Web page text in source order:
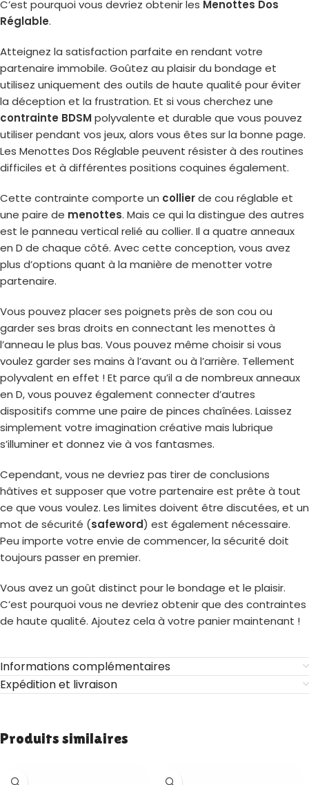
C’est pourquoi vous devriez obtenir les Menottes Dos
Réglable.
Atteignez la satisfaction parfaite en rendant votre
partenaire immobile. Goûtez au plaisir du bondage et
utilisez uniquement des outils de haute qualité pour éviter
la déception et la frustration. Et si vous cherchez une
contrainte BDSMpolyvalente et durable que vous pouvez
utiliser pendant vos jeux, alors vous êtes sur la bonne page.
Les Menottes Dos Réglable peuvent résister à des routines
difficiles et à différentes positions coquines également.
Cette contrainte comporte un collierde cou réglable et
une paire de menottes. Mais ce qui la distingue des autres
est le panneau vertical relié au collier. Il a quatre anneaux
en D de chaque côté. Avec cette conception, vous avez
plus d’options quant à la manière de menotter votre
partenaire.
Vous pouvez placer ses poignets près de son cou ou
garder ses bras droits en connectant les menottes à
l’anneau le plus bas. Vous pouvez même choisir si vous
voulez garder ses mains à l’avant ou à l’arrière. Tellement
polyvalent en effet ! Et parce qu’il a de nombreux anneaux
en D, vous pouvez également connecter d’autres
dispositifs comme une paire de pinces chaînées. Laissez
simplement votre imagination créative mais lubrique
s’illuminer et donnez vie à vos fantasmes.
Cependant, vous ne devriez pas tirer de conclusions
hâtives et supposer que votre partenaire est prête à tout
ce que vous voulez. Les limites doivent être discutées, et un
mot de sécurité (safeword) est également nécessaire.
Peu importe votre envie de commencer, la sécurité doit
toujours passer en premier.
Vous avez un goût distinct pour le bondage et le plaisir.
C’est pourquoi vous ne devriez obtenir que des contraintes
de haute qualité. Ajoutez cela à votre panier maintenant !
Informations complémentaires
Expédition et livraison
Produits similaires